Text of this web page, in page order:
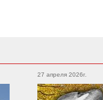
27 апреля 2026г.